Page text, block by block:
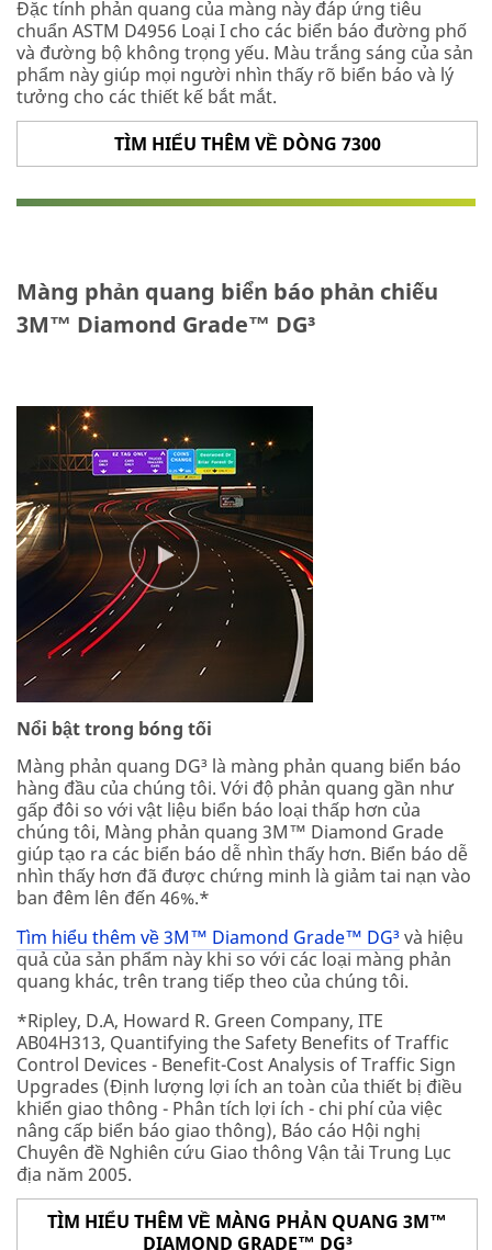
Đặc tính phản quang của màng này đáp ứng tiêu
chuẩn ASTM D4956 Loại I cho các biển báo đường phố
và đường bộ không trọng yếu. Màu trắng sáng của sản
phẩm này giúp mọi người nhìn thấy rõ biển báo và lý
tưởng cho các thiết kế bắt mắt.
TÌM HIỂU THÊM VỀ DÒNG 7300
Màng phản quang biển báo phản chiếu
3M™ Diamond Grade™ DG³
Nổi bật trong bóng tối
Màng phản quang DG³ là màng phản quang biển báo
hàng đầu của chúng tôi. Với độ phản quang gần như
gấp đôi so với vật liệu biển báo loại thấp hơn của
chúng tôi, Màng phản quang 3M™ Diamond Grade
giúp tạo ra các biển báo dễ nhìn thấy hơn. Biển báo dễ
nhìn thấy hơn đã được chứng minh là giảm tai nạn vào
ban đêm lên đến 46%.*
Tìm hiểu thêm về 3M™ Diamond Grade™ DG³ và hiệu
quả của sản phẩm này khi so với các loại màng phản
quang khác, trên trang tiếp theo của chúng tôi.
*Ripley, D.A, Howard R. Green Company, ITE
AB04H313, Quantifying the Safety Benefits of Traffic
Control Devices - Benefit-Cost Analysis of Traffic Sign
Upgrades (Định lượng lợi ích an toàn của thiết bị điều
khiển giao thông - Phân tích lợi ích - chi phí của việc
nâng cấp biển báo giao thông), Báo cáo Hội nghị
Chuyên đề Nghiên cứu Giao thông Vận tải Trung Lục
địa năm 2005.
TÌM HIỂU THÊM VỀ MÀNG PHẢN QUANG 3M™
DIAMOND GRADE™ DG³